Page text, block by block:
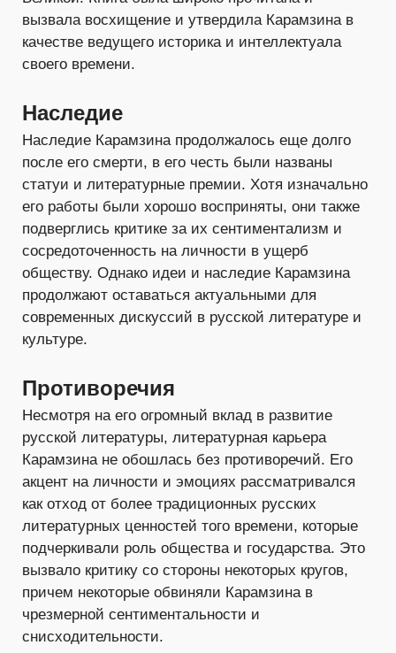
вызвала восхищение и утвердила Карамзина в
качестве ведущего историка и интеллектуала
своего времени.
Наследие
Наследие Карамзина продолжалось еще долго
после его смерти, в его честь были названы
статуи и литературные премии. Хотя изначально
его работы были хорошо восприняты, они также
подверглись критике за их сентиментализм и
сосредоточенность на личности в ущерб
обществу. Однако идеи и наследие Карамзина
продолжают оставаться актуальными для
современных дискуссий в русской литературе и
культуре.
Противоречия
Несмотря на его огромный вклад в развитие
русской литературы, литературная карьера
Карамзина не обошлась без противоречий. Его
акцент на личности и эмоциях рассматривался
как отход от более традиционных русских
литературных ценностей того времени, которые
подчеркивали роль общества и государства. Это
вызвало критику со стороны некоторых кругов,
причем некоторые обвиняли Карамзина в
чрезмерной сентиментальности и
снисходительности.